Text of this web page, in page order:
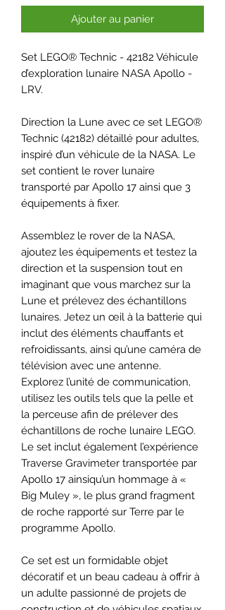
Ajouter au panier
Set LEGO® Technic - 42182 Véhicule
d’exploration lunaire NASA Apollo -
LRV.
Direction la Lune avec ce set LEGO®
Technic (42182) détaillé pour adultes,
inspiré d’un véhicule de la NASA. Le
set contient le rover lunaire
transporté par Apollo 17 ainsi que 3
équipements à fixer.
Assemblez le rover de la NASA,
ajoutez les équipements et testez la
direction et la suspension tout en
imaginant que vous marchez sur la
Lune et prélevez des échantillons
lunaires. Jetez un œil à la batterie qui
inclut des éléments chauffants et
refroidissants, ainsi qu’une caméra de
télévision avec une antenne.
Explorez l’unité de communication,
utilisez les outils tels que la pelle et
la perceuse afin de prélever des
échantillons de roche lunaire LEGO.
Le set inclut également l’expérience
Traverse Gravimeter transportée par
Apollo 17 ainsiqu’un hommage à «
Big Muley », le plus grand fragment
de roche rapporté sur Terre par le
programme Apollo.
Ce set est un formidable objet
décoratif et un beau cadeau à offrir à
un adulte passionné de projets de